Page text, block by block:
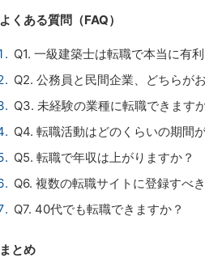
よくある質問（FAQ）
Q1. 一級建築士は転職で本当に有
Q2. 公務員と民間企業、どちらが
Q3. 未経験の業種に転職できます
Q4. 転職活動はどのくらいの期間
Q5. 転職で年収は上がりますか？
Q6. 複数の転職サイトに登録すべ
Q7. 40代でも転職できますか？
まとめ